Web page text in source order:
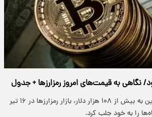
نگاهی به قیمت‌های امروز رمزارزها + جدول
با جهش چشمگیر بیت‌کوین به بیش از ۱۰۸ هزار دلار، بازار رمزارزها در ۱۶ تیر